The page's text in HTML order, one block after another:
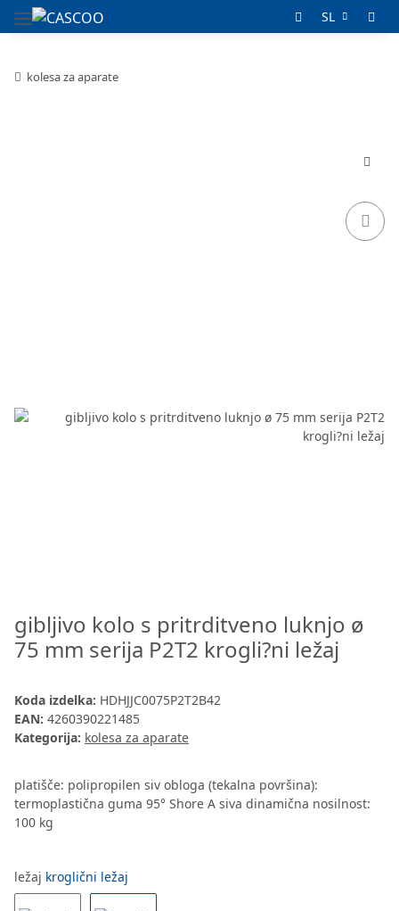
SL
kolesa za aparate
gibljivo kolo s pritrditveno luknjo ø
75 mm serija P2T2 krogli?ni ležaj
Koda izdelka: HDHJJC0075P2T2B42
EAN: 4260390221485
Kategorija: kolesa za aparate
platišče: polipropilen siv obloga (tekalna površina):
termoplastična guma 95° Shore A siva dinamična nosilnost:
100 kg
ležaj kroglični ležaj